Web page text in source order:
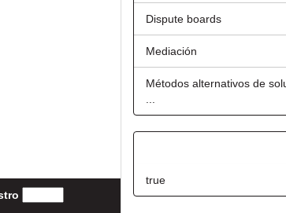
Dispute boards
Mediación
Métodos alternativos de
true